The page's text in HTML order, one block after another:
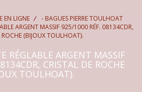
EN LIGNE
- BAGUES PIERRE TOULHOAT
ARGENT MASSIF 925/1000 RÉF. 08134CDR,
ROCHE (BIJOUX TOULHOAT).
RÉGLABLE ARGENT MASSIF
CRISTAL DE ROCHE
TOULHOAT).